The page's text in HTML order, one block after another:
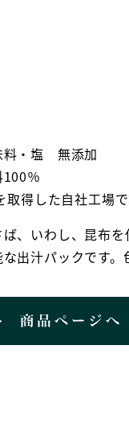
・塩 無添加
％
取得した自社工場
、いわし、昆布
出汁パックです。